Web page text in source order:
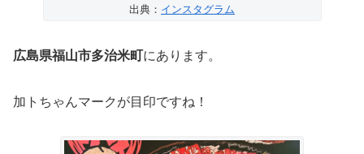
出典： インスタグラム
広島県福山市多治米町にあります。
加トちゃんマークが目印ですね！